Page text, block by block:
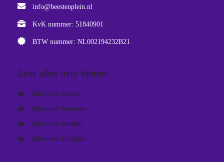
info@beestenplein.nl
KvK nummer: 51840901
BTW nummer: NL002194232B21
Lees alles over dieren:
Alles over cavia's
Alles over hamsters
Alles over honden
Alles over konijnen